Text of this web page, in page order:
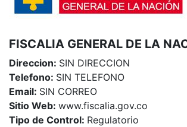
FISCALIA GENERAL DE LA
Direccion: SIN DIRECCION
Telefono: SIN TELEFONO
Email: SIN CORREO
Sitio Web: www.fiscalia.gov.co
Tipo de Control: Regulatorio